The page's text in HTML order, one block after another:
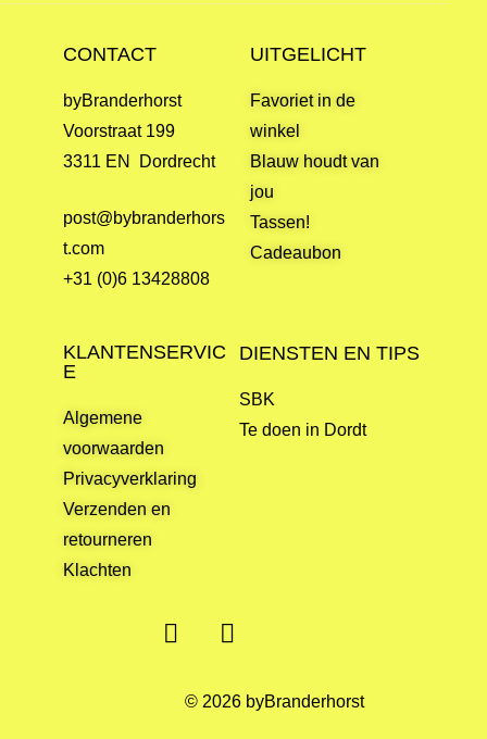
CONTACT
byBranderhorst
Voorstraat 199
3311 EN Dordrecht
post@bybranderhors
t.com
+31 (0)6 13428808
UITGELICHT
Favoriet in de
winkel
Blauw houdt van
jou
Tassen!
Cadeaubon
KLANTENSERVIC
E
Algemene
voorwaarden
Privacyverklaring
Verzenden en
retourneren
Klachten
DIENSTEN EN TIPS
SBK
Te doen in Dordt
© 2026 byBranderhorst